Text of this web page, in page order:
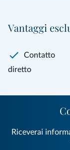
Vantaggi
Contatto
diretto
Riceverai